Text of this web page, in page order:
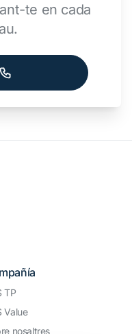
te en cada
TP
Value
nosaltres